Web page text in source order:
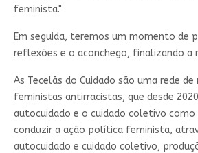
feminista."
Em seguida, teremos um momento de
reflexões e o aconchego, finalizando a
As Tecelãs do Cuidado são uma rede
feministas antirracistas, que desde
autocuidado e o cuidado coletivo como
conduzir a ação política feminista,
autocuidado e cuidado coletivo,